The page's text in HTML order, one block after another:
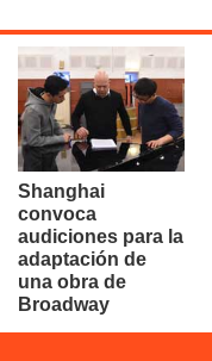
Shanghai
convoca
audiciones para la
adaptación de
una obra de
Broadway